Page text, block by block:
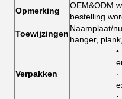
Opmerking
OEM&ODM
bestelling
Toewijzingen
Naamplaat/
hanger,
Verpakken